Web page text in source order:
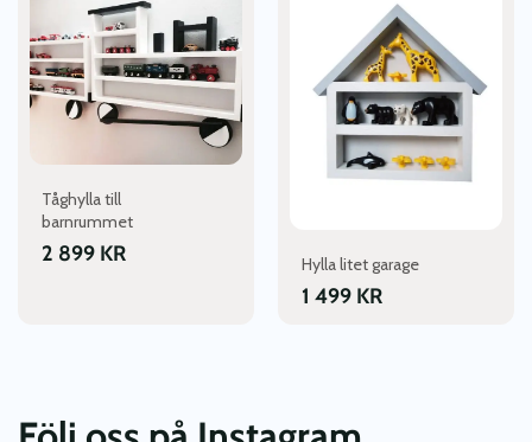
Tåghylla till
barnrummet
2 899 KR Hylla litet garage
1 499 KR